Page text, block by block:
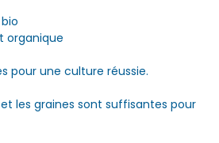
organique
pour une culture réussie.
les graines sont suffisantes pour